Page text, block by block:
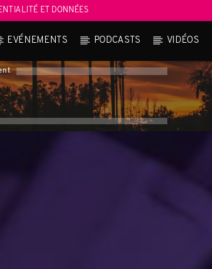
ET DONNÉES
EVÉNEMENTS PODCASTS VIDÉOS